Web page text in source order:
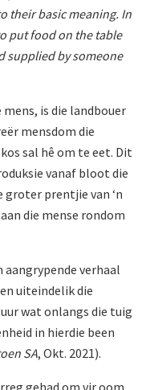
their basic meaning. In
put food on the table
supplied by someone
is die landbouer
mensdom die
sal hê om te eet. Dit
vanaf bloot die
groter prentjie van ‘n
die mense rondom
aangrypende verhaal
uiteindelik die
wat onlangs die tuig
in hierdie been
SA, Okt. 2021).
gehad om vir oom